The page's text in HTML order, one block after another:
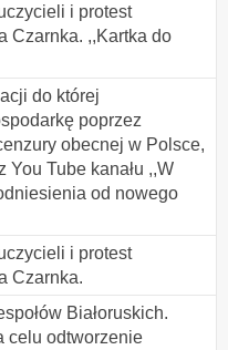
i protest
Czarnka. ,,Kartka do
do której
poprzez
obecnej w Polsce,
Tube kanału ,,W
od nowego
i protest
Czarnka.
Białoruskich.
celu odtworzenie